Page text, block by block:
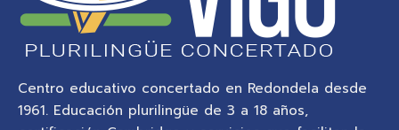
Centro educativo concertado en Redondela desde
1961. Educación plurilingüe de 3 a 18 años,